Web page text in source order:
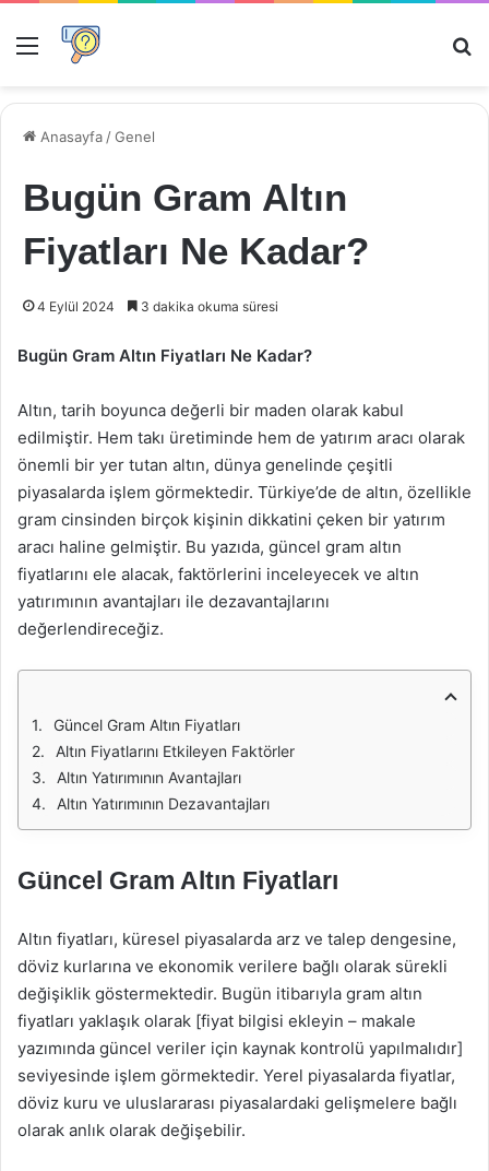
Menü
Anasayfa /Genel
Bugün Gram Altın
Fiyatları Ne Kadar?
4 Eylül 2024 3 dakika okuma süresi
Bugün Gram Altın Fiyatları Ne Kadar?
Altın, tarih boyunca değerli bir maden olarak kabul
edilmiştir. Hem takı üretiminde hem de yatırım aracı olarak
önemli bir yer tutan altın, dünya genelinde çeşitli
piyasalarda işlem görmektedir. Türkiye’de de altın, özellikle
gram cinsinden birçok kişinin dikkatini çeken bir yatırım
aracı haline gelmiştir. Bu yazıda, güncel gram altın
fiyatlarını ele alacak, faktörlerini inceleyecek ve altın
yatırımının avantajları ile dezavantajlarını
değerlendireceğiz.
Güncel Gram Altın Fiyatları
Altın Fiyatlarını Etkileyen Faktörler
Altın Yatırımının Avantajları
Altın Yatırımının Dezavantajları
Güncel Gram Altın Fiyatları
Altın fiyatları, küresel piyasalarda arz ve talep dengesine,
döviz kurlarına ve ekonomik verilere bağlı olarak sürekli
değişiklik göstermektedir. Bugün itibarıyla gram altın
fiyatları yaklaşık olarak [fiyat bilgisi ekleyin – makale
yazımında güncel veriler için kaynak kontrolü yapılmalıdır]
seviyesinde işlem görmektedir. Yerel piyasalarda fiyatlar,
döviz kuru ve uluslararası piyasalardaki gelişmelere bağlı
olarak anlık olarak değişebilir.